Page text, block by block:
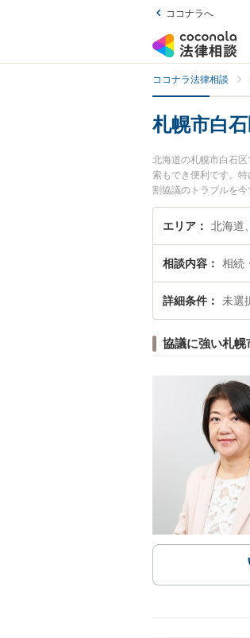
ココナラへ
ココナラ法律相談
札幌市白
北海道の札幌市白石
索もでき便利です。
割協議のトラブルを
市白石区内の弁護士
エリア 北海道
相談内容 相続
詳細条件 未選
協議に強い札幌